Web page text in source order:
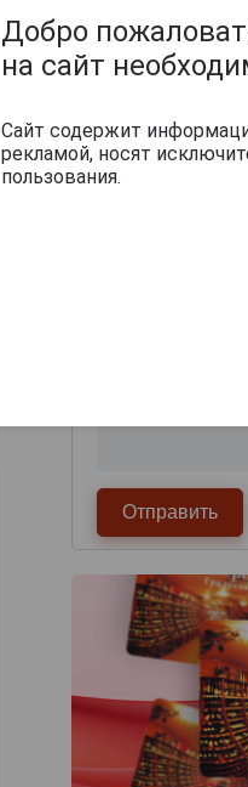
Добро
на сайт
Сайт содержит
рекламой, носят
пользования.